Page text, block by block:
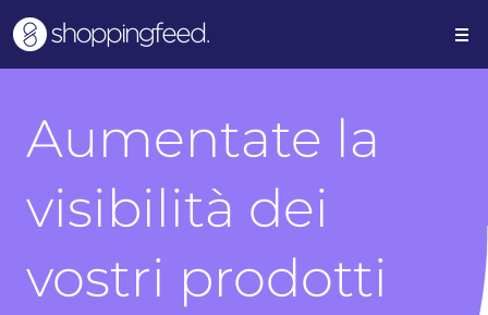
Aumentate la
visibilità dei
vostri prodotti